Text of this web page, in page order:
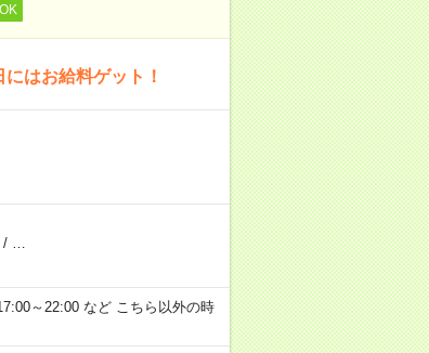
はお給料ゲット！
～22:00 など こちら以外の時